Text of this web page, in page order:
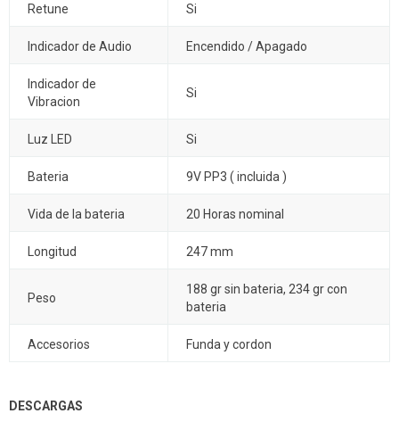
Retune Si
Indicador de Audio Encendido / Apagado
Indicador de
Vibracion
Si
Luz LED Si
Bateria 9V PP3 ( incluida )
Vida de la bateria 20 Horas nominal
Longitud 247 mm
Peso
188 gr sin bateria, 234 gr con
bateria
Accesorios Funda y cordon
DESCARGAS